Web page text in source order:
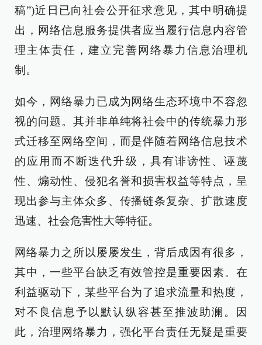
稿”)近日已向社会公开征求意见，其中明确提
出，网络信息服务提供者应当履行信息内容管
理主体责任，建立完善网络暴力信息治理机
制。
如今，网络暴力已成为网络生态环境中不容忽
视的问题。其并非单纯将社会中的传统暴力形
式迁移至网络空间，而是伴随着网络信息技术
的应用而不断迭代升级，具有诽谤性、诬蔑
性、煽动性、侵犯名誉和损害权益等特点，呈
现出参与主体众多、传播链条复杂、扩散速度
迅速、社会危害性大等特征。
网络暴力之所以屡屡发生，背后成因有很多，
其中，一些平台缺乏有效管控是重要因素。在
利益驱动下，某些平台为了追求流量和热度，
对不良信息予以默认纵容甚至推波助澜。因
此，治理网络暴力，强化平台责任无疑是重要